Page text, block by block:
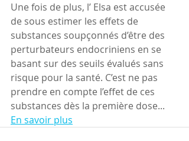
Une fois de plus, l’ Elsa est accusée
de sous estimer les effets de
substances soupçonnés d’être des
perturbateurs endocriniens en se
basant sur des seuils évalués sans
risque pour la santé. C’est ne pas
prendre en compte l’effet de ces
substances dès la première dose...
En savoir plus